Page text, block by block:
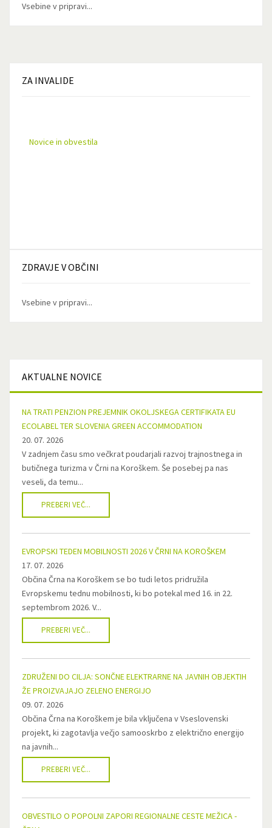
Vsebine v pripravi...
ZA INVALIDE
Novice in obvestila
ZDRAVJE V OBČINI
Vsebine v pripravi...
AKTUALNE NOVICE
NA TRATI PENZION PREJEMNIK OKOLJSKEGA CERTIFIKATA EU
ECOLABEL TER SLOVENIA GREEN ACCOMMODATION
20. 07. 2026
V zadnjem času smo večkrat poudarjali razvoj trajnostnega in
butičnega turizma v Črni na Koroškem. Še posebej pa nas
veseli, da temu...
PREBERI VEČ...
EVROPSKI TEDEN MOBILNOSTI 2026 V ČRNI NA KOROŠKEM
17. 07. 2026
Občina Črna na Koroškem se bo tudi letos pridružila
Evropskemu tednu mobilnosti, ki bo potekal med 16. in 22.
septembrom 2026. V...
PREBERI VEČ...
ZDRUŽENI DO CILJA: SONČNE ELEKTRARNE NA JAVNIH OBJEKTIH
ŽE PROIZVAJAJO ZELENO ENERGIJO
09. 07. 2026
Občina Črna na Koroškem je bila vključena v Vseslovenski
projekt, ki zagotavlja večjo samooskrbo z električno energijo
na javnih...
PREBERI VEČ...
OBVESTILO O POPOLNI ZAPORI REGIONALNE CESTE MEŽICA -